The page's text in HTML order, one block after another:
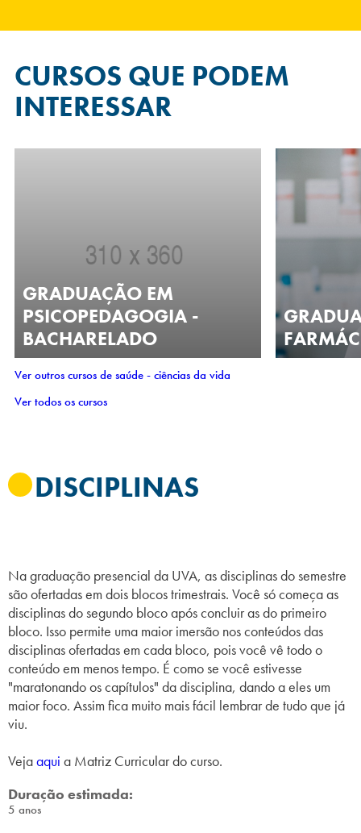
CURSOS QUE PODEM
INTERESSAR
GRADUAÇÃO EM
PSICOPEDAGOGIA -
BACHARELADO
Ver outros cursos de saúde - ciências da vida
Ver todos os cursos
DISCIPLINAS
Na graduação presencial da UVA, as disciplinas do semestre
são ofertadas em dois blocos trimestrais. Você só começa as
disciplinas do segundo bloco após concluir as do primeiro
bloco. Isso permite uma maior imersão nos conteúdos das
disciplinas ofertadas em cada bloco, pois você vê todo o
conteúdo em menos tempo. É como se você estivesse
"maratonando os capítulos" da disciplina, dando a eles um
maior foco. Assim fica muito mais fácil lembrar de tudo que já
viu.
Vejaaqui a Matriz Curricular do curso.
Duração estimada:
5 anos